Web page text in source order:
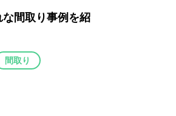
間取り事例を紹
間取り